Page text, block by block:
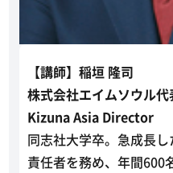
【講師】稲垣 隆司
株式会社エイムソウル
Kizuna Asia Director
同志社大学卒。急成長
責任者を務め、年間600